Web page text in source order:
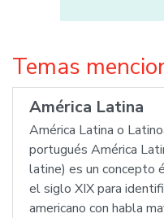
Temas
América Latina
América Latina o
portugués América
latine) es un concepto
el siglo XIX para
americano con habla